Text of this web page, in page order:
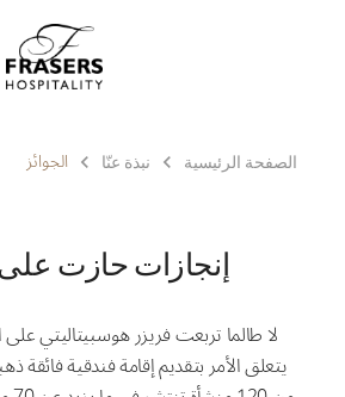
الصفحة الرئيسية نبذة عنّا الجوائز
إنجازات حازت
لا طالما تربعت فريزر هوسبيتاليتي على
يتعلق الأمر بتقديم إقامة فندقية فائقة